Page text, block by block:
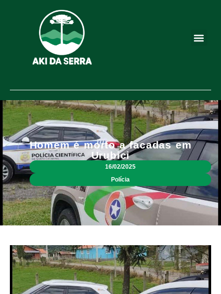
Homem é morto a facadas em
Urubici
16/02/2025
Polícia